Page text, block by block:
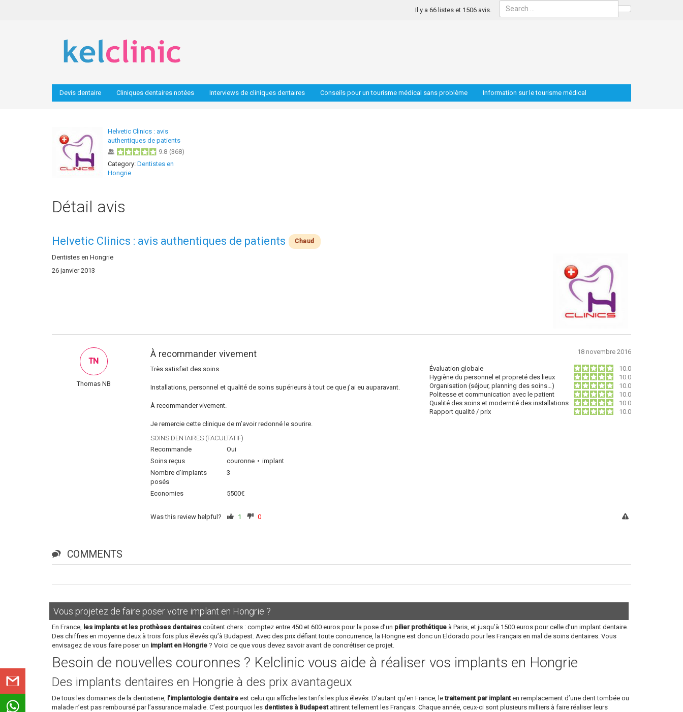
Search
Il y a 66 listes et 1506 avis.
Devis dentaire Cliniques dentaires notées Interviews de cliniques dentaires Conseils pour un tourisme médical sans problème Information sur le tourisme médical
Helvetic Clinics : avis
authentiques de patients
9.8 (368)
Category: Dentistes en
Hongrie
Détail avis
Helvetic Clinics : avis authentiques de patients Chaud
Dentistes en Hongrie
26 janvier 2013
À recommander vivement 18 novembre 2016
Évaluation globale
10.0
Hygiène du personnel et propreté des lieux
10.0
Organisation (séjour, planning des soins…)
10.0
Politesse et communication avec le patient
10.0
Qualité des soins et modernité des installations
10.0
Rapport qualité / prix
10.0
Très satisfait des soins.
Installations, personnel et qualité de soins supérieurs à tout ce que j’ai eu auparavant.
À recommander vivement.
Je remercie cette clinique de m’avoir redonné le sourire.
SOINS DENTAIRES (FACULTATIF)
Recommande
Oui
Soins reçus
couronne
implant
Nombre d'implants
posés
3
Economies 5500€
TN
Thomas NB
Was this review helpful? 1 0
COMMENTS
Vous projetez de faire poser votre implant en Hongrie ?
En France, les implants et les prothèses dentaires coûtent chers : comptez entre 450 et 600 euros pour la pose d’un pilier prothétique à Paris, et jusqu’à 1500 euros pour celle d’un implant dentaire.
Des chiffres en moyenne deux à trois fois plus élevés qu’à Budapest. Avec des prix défiant toute concurrence, la Hongrie est donc un Eldorado pour les Français en mal de soins dentaires. Vous
envisagez de vous faire poser un implant en Hongrie ? Voici ce que vous devez savoir avant de concrétiser ce projet.
Besoin de nouvelles couronnes ? Kelclinic vous aide à réaliser vos implants en Hongrie
Des implants dentaires en Hongrie à des prix avantageux
De tous les domaines de la dentisterie, l’implantologie dentaire est celui qui affiche les tarifs les plus élevés. D’autant qu’en France, letraitement par implanten remplacement d’une dent tombée ou
malade n’est pas remboursé par l’assurance maladie. C’est pourquoi les dentistes à Budapestattirent tellement les Français. Chaque année, ceux-ci sont plusieurs milliers à faire réaliser leurs